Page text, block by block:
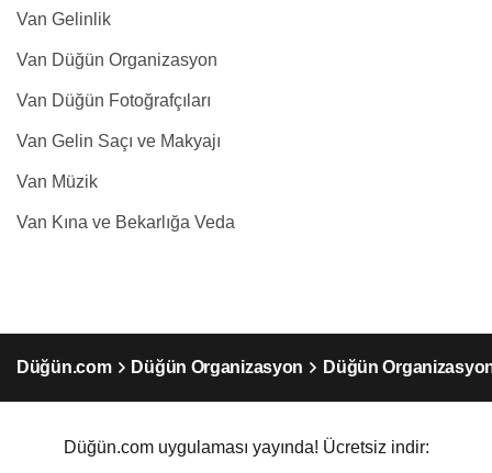
Van Gelinlik
Van Düğün Organizasyon
Van Düğün Fotoğrafçıları
Van Gelin Saçı ve Makyajı
Van Müzik
Van Kına ve Bekarlığa Veda
Düğün.com Düğün Organizasyon Düğün
Düğün.com uygulaması yayında! Ücretsiz indir: